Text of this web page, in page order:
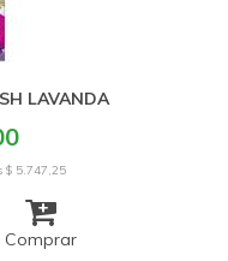
LAVANDA
$ 5.747,25
Comprar